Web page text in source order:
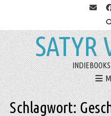
SATYR
Schlagwort: